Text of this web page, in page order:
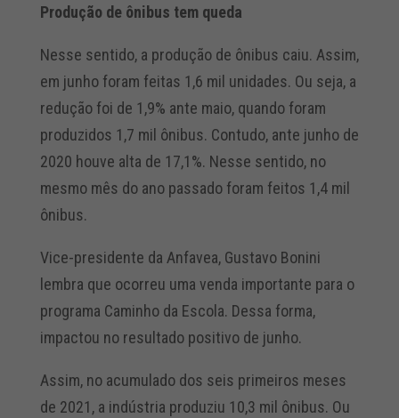
Produção de ônibus tem queda
Nesse sentido, a produção de ônibus caiu. Assim,
em junho foram feitas 1,6 mil unidades. Ou seja, a
redução foi de 1,9% ante maio, quando foram
produzidos 1,7 mil ônibus. Contudo, ante junho de
2020 houve alta de 17,1%. Nesse sentido, no
mesmo mês do ano passado foram feitos 1,4 mil
ônibus.
Vice-presidente da Anfavea, Gustavo Bonini
lembra que ocorreu uma venda importante para o
programa Caminho da Escola. Dessa forma,
impactou no resultado positivo de junho.
Assim, no acumulado dos seis primeiros meses
de 2021, a indústria produziu 10,3 mil ônibus. Ou